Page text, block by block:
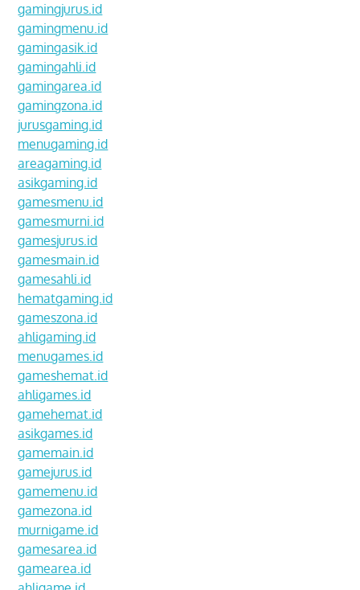
gamingjurus.id
gamingmenu.id
gamingasik.id
gamingahli.id
gamingarea.id
gamingzona.id
jurusgaming.id
menugaming.id
areagaming.id
asikgaming.id
gamesmenu.id
gamesmurni.id
gamesjurus.id
gamesmain.id
gamesahli.id
hematgaming.id
gameszona.id
ahligaming.id
menugames.id
gameshemat.id
ahligames.id
gamehemat.id
asikgames.id
gamemain.id
gamejurus.id
gamemenu.id
gamezona.id
murnigame.id
gamesarea.id
gamearea.id